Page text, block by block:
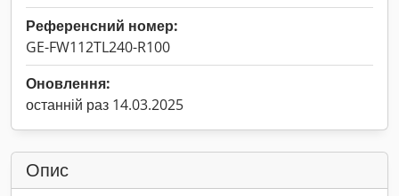
Референсний номер:
GE-FW112TL240-R100
Оновлення:
останній раз 14.03.2025
Опис